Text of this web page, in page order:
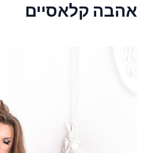
אהבה קלאסיים